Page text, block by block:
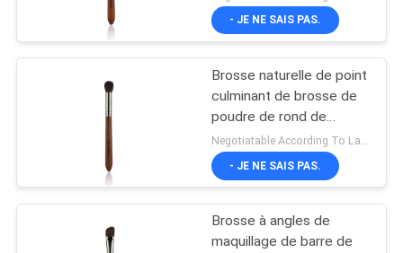
brosse de base pour
l'artiste Makeup
- JE NE SAIS PAS.
Brosse naturelle de point
culminant de brosse de
poudre de rond de
cheveux de chèvre de
Vonira pour l'artiste
Makeup Tools
Negotiatable According To Large Quantity MOQ:300 morceaux
- JE NE SAIS PAS.
Brosse à angles de
maquillage de barre de